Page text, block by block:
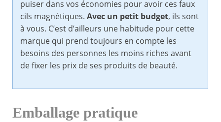
puiser dans vos économies pour avoir ces faux
cils magnétiques. Avec un petit budget, ils sont
à vous. C’est d’ailleurs une habitude pour cette
marque qui prend toujours en compte les
besoins des personnes les moins riches avant
de fixer les prix de ses produits de beauté.
Emballage pratique